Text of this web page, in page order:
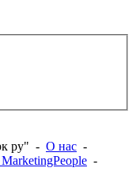
ру" - О нас -
-